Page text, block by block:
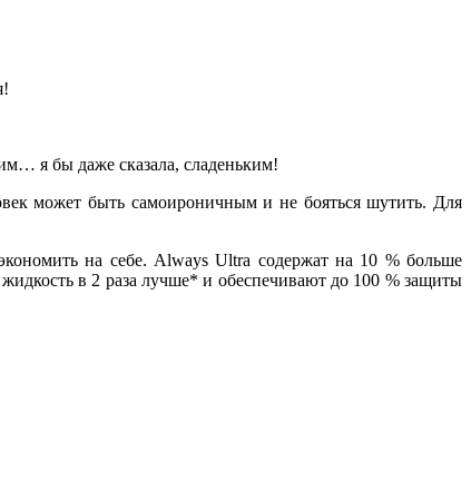
я бы даже сказала, сладеньким!
может быть самоироничным и не бояться шутить. Для
на себе. Always Ultra содержат на 10 % больше
в 2 раза лучше* и обеспечивают до 100 % защиты